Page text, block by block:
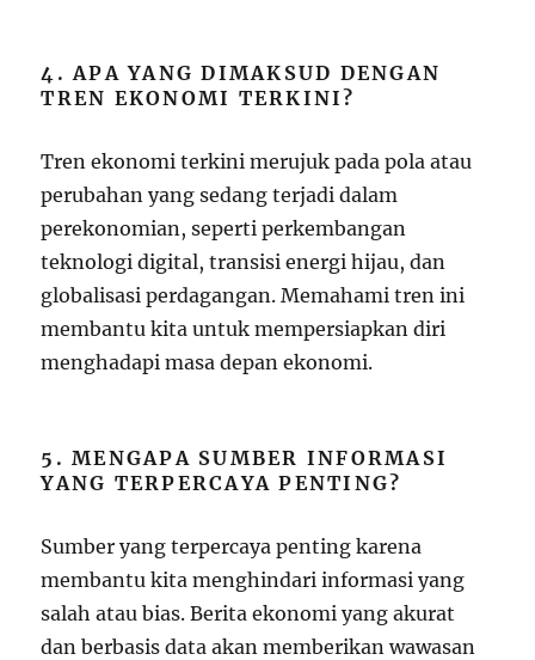
4. APA YANG DIMAKSUD DENGAN
TREN EKONOMI TERKINI?
Tren ekonomi terkini merujuk pada pola atau
perubahan yang sedang terjadi dalam
perekonomian, seperti perkembangan
teknologi digital, transisi energi hijau, dan
globalisasi perdagangan. Memahami tren ini
membantu kita untuk mempersiapkan diri
menghadapi masa depan ekonomi.
5. MENGAPA SUMBER INFORMASI
YANG TERPERCAYA PENTING?
Sumber yang terpercaya penting karena
membantu kita menghindari informasi yang
salah atau bias. Berita ekonomi yang akurat
dan berbasis data akan memberikan wawasan